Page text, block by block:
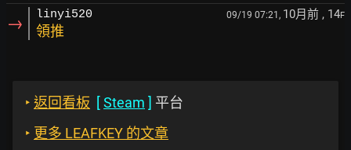
→ linyi520 09/19 07:21, 10月前 , 14F
領推
‣ 返回看板 [Steam ] 平台
‣ 更多 LEAFKEY 的文章